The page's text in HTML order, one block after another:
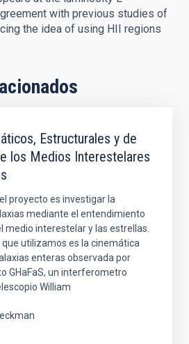
with previous studies of
the idea of using HII regions
Estructurales y de
los Medios Interestelares
proyecto es investigar la
mediante el entendimiento
medio interestelar y las estrellas.
que utilizamos es la cinemática
enteras observada por
GHaFaS, un interferometro
William